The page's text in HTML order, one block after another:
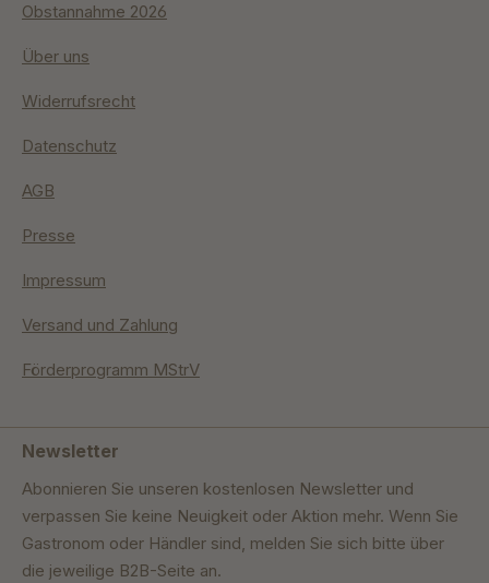
Obstannahme 2026
Über uns
Widerrufsrecht
Datenschutz
AGB
Presse
Impressum
Versand und Zahlung
Förderprogramm MStrV
Newsletter
Abonnieren Sie unseren kostenlosen Newsletter und
verpassen Sie keine Neuigkeit oder Aktion mehr. Wenn Sie
Gastronom oder Händler sind, melden Sie sich bitte über
die jeweilige B2B-Seite an.